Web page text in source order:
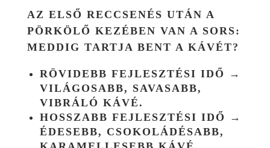
AZ ELSŐ RECCSENÉS UTÁN A
PÖRKÖLŐ KEZÉBEN VAN A SORS:
MEDDIG TARTJA BENT A KÁVÉT?
RÖVIDEBB FEJLESZTÉSI IDŐ →
VILÁGOSABB, SAVASABB,
VIBRÁLÓ KÁVÉ.
HOSSZABB FEJLESZTÉSI IDŐ →
ÉDESEBB, CSOKOLÁDÉSABB,